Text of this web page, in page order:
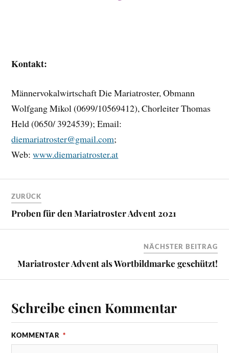
Kontakt:
Männervokalwirtschaft Die Mariatroster, Obmann
Wolfgang Mikol (0699/10569412), Chorleiter Thomas
Held (0650/ 3924539); Email:
diemariatroster@gmail.com;
Web:www.diemariatroster.at
ZURÜCK
Proben für den Mariatroster Advent 2021
NÄCHSTER BEITRAG
Mariatroster Advent als Wortbildmarke geschützt!
Schreibe einen Kommentar
KOMMENTAR *